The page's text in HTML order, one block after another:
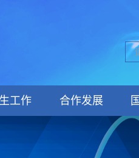
工作 合作发展